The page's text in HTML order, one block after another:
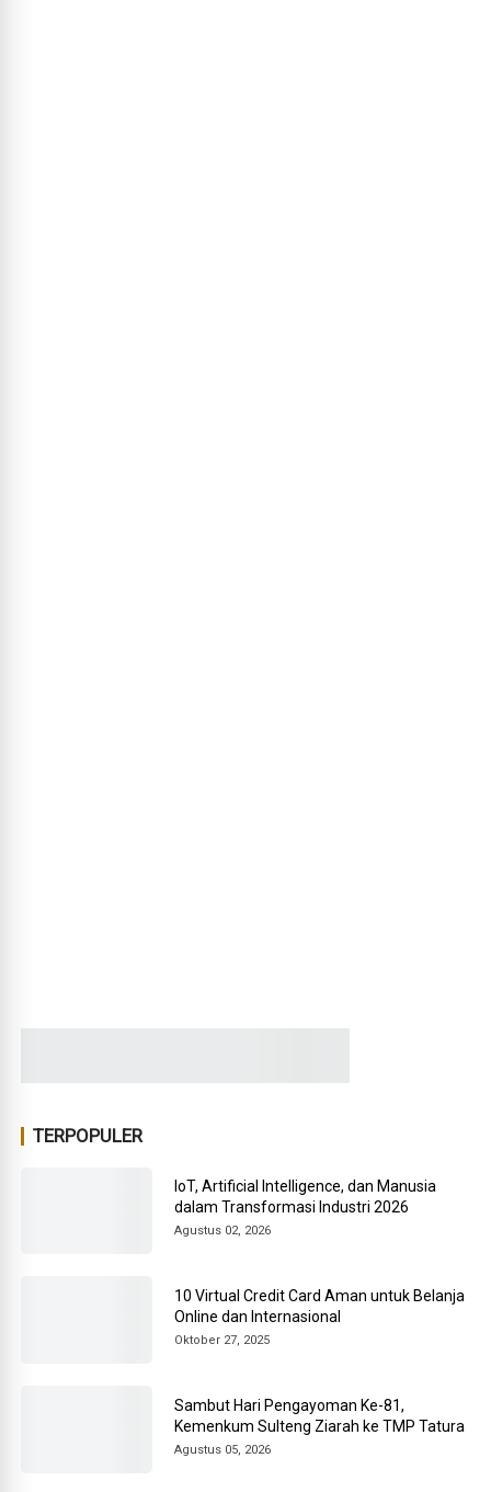
TERPOPULER
IoT, Artificial Intelligence, dan Manusia
dalam Transformasi Industri 2026
Agustus 02, 2026
10 Virtual Credit Card Aman untuk Belanja
Online dan Internasional
Oktober 27, 2025
Sambut Hari Pengayoman Ke-81,
Kemenkum Sulteng Ziarah ke TMP Tatura
Agustus 05, 2026